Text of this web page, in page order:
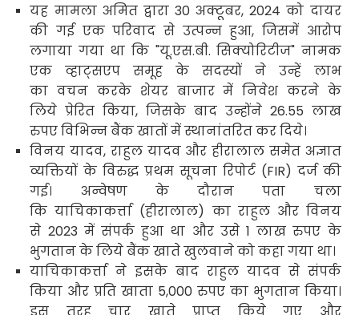
यह मामला अमित द्वारा 30अक्टूबर, 2024को दायर
की गई एक परिवाद से उत्पन्न हुआ, जिसमें आरोप
लगाया गया था कि "यू.एस.बी. सिक्योरिटीज" नामक
एक व्हाट्सएप समूह के सदस्यों ने उन्हें लाभ
का वचन करके शेयर बाजार में निवेश करने के
लिये प्रेरित किया,जिसके बाद उन्होंने 26.55 लाख
रुपए विभिन्न बैंक खातों में स्थानांतरित कर दिये।
विनय यादव, राहुल यादव और हीरालाल समेत अज्ञात
व्यक्तियों के विरुद्ध प्रथम सूचना रिपोर्ट (FIR) दर्ज की
गई। अन्वेषण के दौरान पता चला
कि याचिकाकर्त्ता (हीरालाल) का राहुल और विनय
से 2023 में संपर्क हुआ था और उसे1लाख रुपए के
भुगतान के लिये बैंक खाते खुलवाने को कहा गया था।
याचिकाकर्त्ता ने इसके बाद राहुल यादव से संपर्क
किया और प्रति खाता 5,000 रुपए का भुगतान किया।